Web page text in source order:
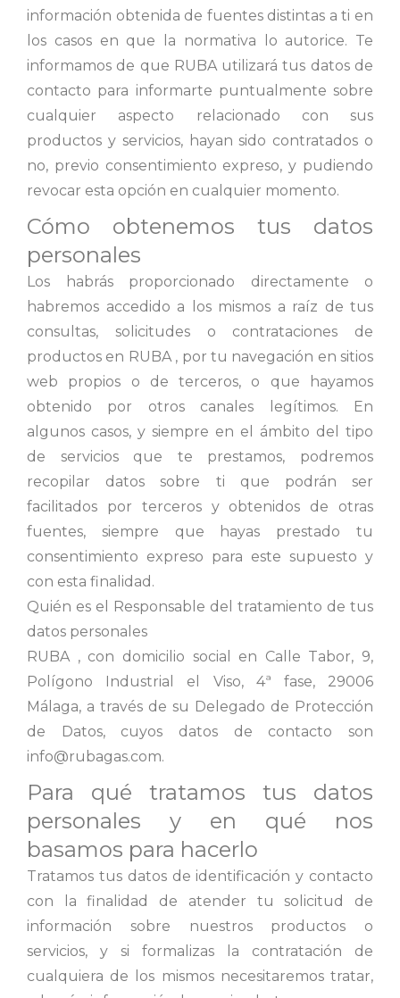
información obtenida de fuentes distintas a ti en
los casos en que la normativa lo autorice. Te
informamos de que RUBA utilizará tus datos de
contacto para informarte puntualmente sobre
cualquier aspecto relacionado con sus
productos y servicios, hayan sido contratados o
no, previo consentimiento expreso, y pudiendo
revocar esta opción en cualquier momento.
Cómo obtenemos tus datos
personales
Los habrás proporcionado directamente o
habremos accedido a los mismos a raíz de tus
consultas, solicitudes o contrataciones de
productos en RUBA , por tu navegación en sitios
web propios o de terceros, o que hayamos
obtenido por otros canales legítimos. En
algunos casos, y siempre en el ámbito del tipo
de servicios que te prestamos, podremos
recopilar datos sobre ti que podrán ser
facilitados por terceros y obtenidos de otras
fuentes, siempre que hayas prestado tu
consentimiento expreso para este supuesto y
con esta finalidad.
Quién es el Responsable del tratamiento de tus
datos personales
RUBA , con domicilio social en Calle Tabor, 9,
Polígono Industrial el Viso, 4ª fase, 29006
Málaga, a través de su Delegado de Protección
de Datos, cuyos datos de contacto son
info@rubagas.com.
Para qué tratamos tus datos
personales y en qué nos
basamos para hacerlo
Tratamos tus datos de identificación y contacto
con la finalidad de atender tu solicitud de
información sobre nuestros productos o
servicios, y si formalizas la contratación de
cualquiera de los mismos necesitaremos tratar,